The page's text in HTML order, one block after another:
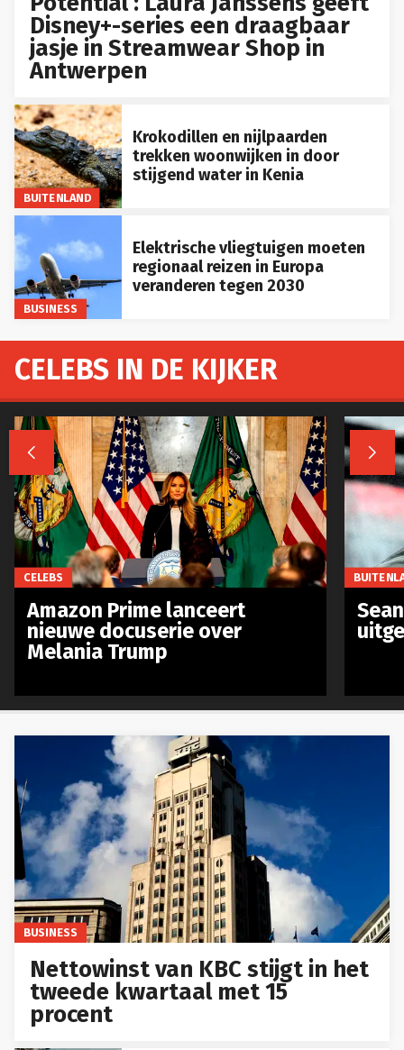
Disney+-series een draagbaar
jasje in Streamwear Shop in
Antwerpen
BUITENLAND
Krokodillen en nijlpaarden
trekken woonwijken in door
stijgend water in Kenia
BUSINESS
Elektrische vliegtuigen moeten
regionaal reizen in Europa
veranderen tegen 2030
BUSINESS
Nettowinst van KBC stijgt in het
tweede kwartaal met 15
procent
CELEBS IN DE KIJKER
 
CELEBS
Amazon Prime lanceert
nieuwe docuserie over
Melania Trump